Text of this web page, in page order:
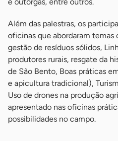
Além das palestras, os
oficinas que abordaram
gestão de resíduos sólidos,
produtores rurais, resgate da
de São Bento, Boas práticas
e apicultura tradicional),
Uso de drones na produção
apresentado nas oficinas
possibilidades no campo.